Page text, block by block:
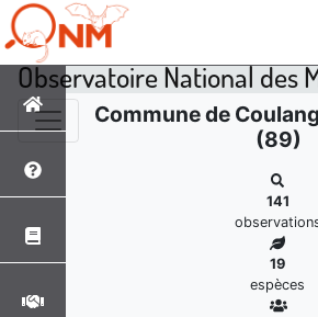
Observatoire National des
Commune de
(89)
141
19
espèces